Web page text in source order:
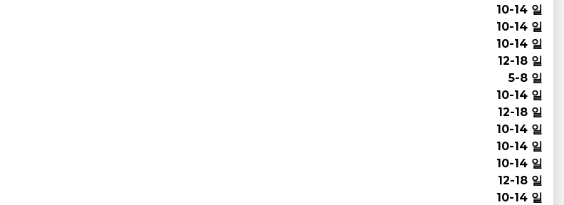
10-14 일
10-14 일
10-14 일
12-18 일
5-8 일
10-14 일
12-18 일
10-14 일
10-14 일
10-14 일
12-18 일
10-14 일